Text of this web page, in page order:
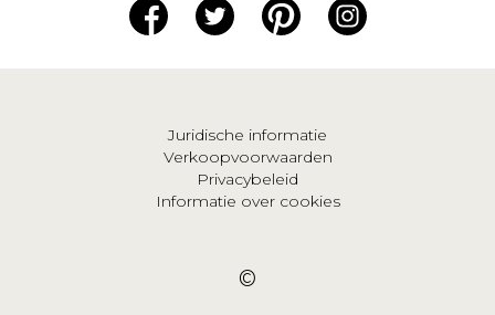
Juridische informatie
Verkoopvoorwaarden
Privacybeleid
Informatie over cookies
©